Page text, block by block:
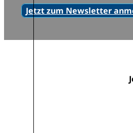
Jetzt zum Newsletter